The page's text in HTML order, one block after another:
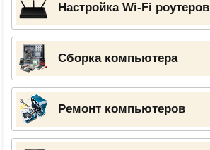
Настройка Wi-Fi роутеров
Сборка компьютера
Ремонт компьютеров